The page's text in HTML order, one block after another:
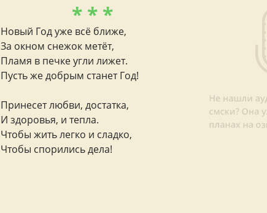
* * *
Новый Год уже всё ближе,
За окном снежок метёт,
Пламя в печке угли лижет.
Пусть же добрым станет Год!
Принесет любви, достатка,
И здоровья, и тепла.
Чтобы жить легко и сладко,
Чтобы спорились дела!